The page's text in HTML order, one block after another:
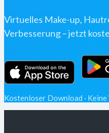
Virtuelles Make-up,
Verbesserung – jetzt
Kostenloser Download ·